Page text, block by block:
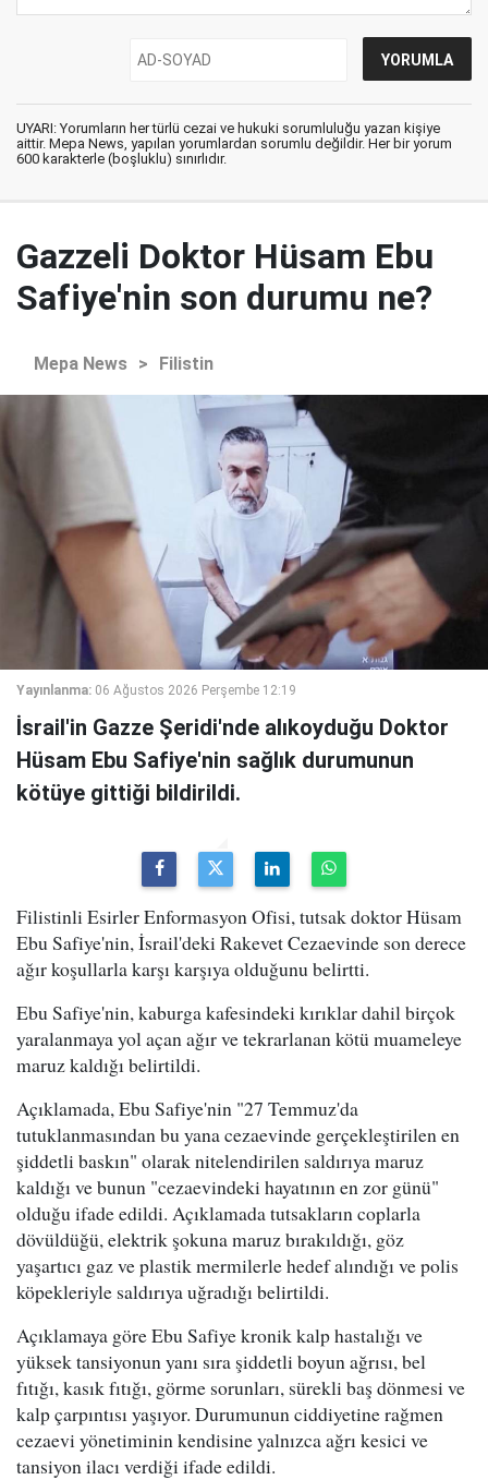
UYARI: Yorumların her türlü cezai ve hukuki sorumluluğu yazan kişiye
aittir. Mepa News, yapılan yorumlardan sorumlu değildir. Her bir yorum
600 karakterle (boşluklu) sınırlıdır.
Gazzeli Doktor Hüsam Ebu
Safiye'nin son durumu ne?
Mepa News > Filistin
Yayınlanma: 06 Ağustos 2026 Perşembe 12:19
İsrail'in Gazze Şeridi'nde alıkoyduğu Doktor
Hüsam Ebu Safiye'nin sağlık durumunun
kötüye gittiği bildirildi.
Filistinli Esirler Enformasyon Ofisi, tutsak doktor Hüsam
Ebu Safiye'nin, İsrail'deki Rakevet Cezaevinde son derece
ağır koşullarla karşı karşıya olduğunu belirtti.
Ebu Safiye'nin, kaburga kafesindeki kırıklar dahil birçok
yaralanmaya yol açan ağır ve tekrarlanan kötü muameleye
maruz kaldığı belirtildi.
Açıklamada, Ebu Safiye'nin "27 Temmuz'da
tutuklanmasından bu yana cezaevinde gerçekleştirilen en
şiddetli baskın" olarak nitelendirilen saldırıya maruz
kaldığı ve bunun "cezaevindeki hayatının en zor günü"
olduğu ifade edildi. Açıklamada tutsakların coplarla
dövüldüğü, elektrik şokuna maruz bırakıldığı, göz
yaşartıcı gaz ve plastik mermilerle hedef alındığı ve polis
köpekleriyle saldırıya uğradığı belirtildi.
Açıklamaya göre Ebu Safiye kronik kalp hastalığı ve
yüksek tansiyonun yanı sıra şiddetli boyun ağrısı, bel
fıtığı, kasık fıtığı, görme sorunları, sürekli baş dönmesi ve
kalp çarpıntısı yaşıyor. Durumunun ciddiyetine rağmen
cezaevi yönetiminin kendisine yalnızca ağrı kesici ve
tansiyon ilacı verdiği ifade edildi.